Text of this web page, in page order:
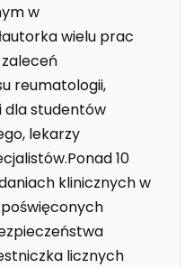
w
wielu prac
reumatologii,
dla studentów
lekarzy
10
klinicznych w
licznych